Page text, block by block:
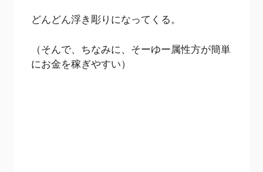
どんどん浮き彫りになってくる。
（そんで、ちなみに、そーゆー属性方が簡単
にお金を稼ぎやすい）